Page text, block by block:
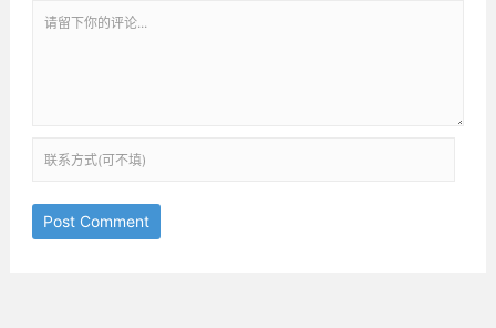
Post Comment